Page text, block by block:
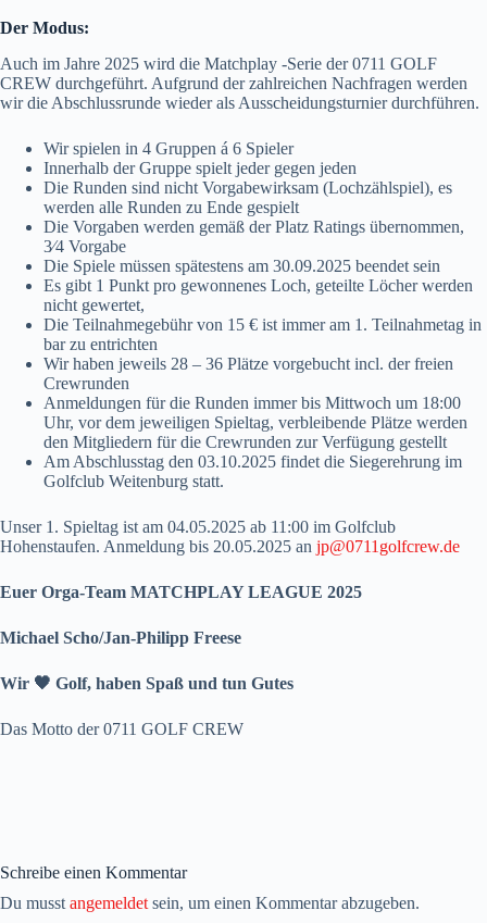
Der Modus:
Auch im Jahre 2025 wird die Matchplay -Serie der 0711 GOLF
CREW durchgeführt. Aufgrund der zahlreichen Nachfragen werden
wir die Abschlussrunde wieder als Ausscheidungsturnier durchführen.
Wir spielen in 4 Gruppen á 6 Spieler
Innerhalb der Gruppe spielt jeder gegen jeden
Die Runden sind nicht Vorgabewirksam (Lochzählspiel), es
werden alle Runden zu Ende gespielt
Die Vorgaben werden gemäß der Platz Ratings übernommen,
3⁄4 Vorgabe
Die Spiele müssen spätestens am 30.09.2025 beendet sein
Es gibt 1 Punkt pro gewonnenes Loch, geteilte Löcher werden
nicht gewertet,
Die Teilnahmegebühr von 15 € ist immer am 1. Teilnahmetag in
bar zu entrichten
Wir haben jeweils 28 – 36 Plätze vorgebucht incl. der freien
Crewrunden
Anmeldungen für die Runden immer bis Mittwoch um 18:00
Uhr, vor dem jeweiligen Spieltag, verbleibende Plätze werden
den Mitgliedern für die Crewrunden zur Verfügung gestellt
Am Abschlusstag den 03.10.2025 findet die Siegerehrung im
Golfclub Weitenburg statt.
Unser 1. Spieltag ist am 04.05.2025 ab 11:00 im Golfclub
Hohenstaufen. Anmeldung bis 20.05.2025 an jp@0711golfcrew.de
Euer Orga-Team MATCHPLAY LEAGUE 2025
Michael Scho/Jan-Philipp Freese
Wir 🖤 Golf, haben Spaß und tun Gutes
Das Motto der 0711 GOLF CREW
Schreibe einen Kommentar
Du musst angemeldet sein, um einen Kommentar abzugeben.